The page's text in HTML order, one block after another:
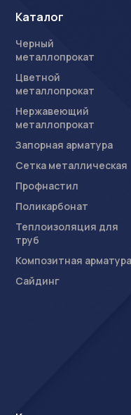
Каталог
Черный
металлопрокат
Цветной
металлопрокат
Нержавеющий
металлопрокат
Запорная арматура
Сетка металлическая
Профнастил
Поликарбонат
Теплоизоляция для
труб
Композитная арматура
Сайдинг